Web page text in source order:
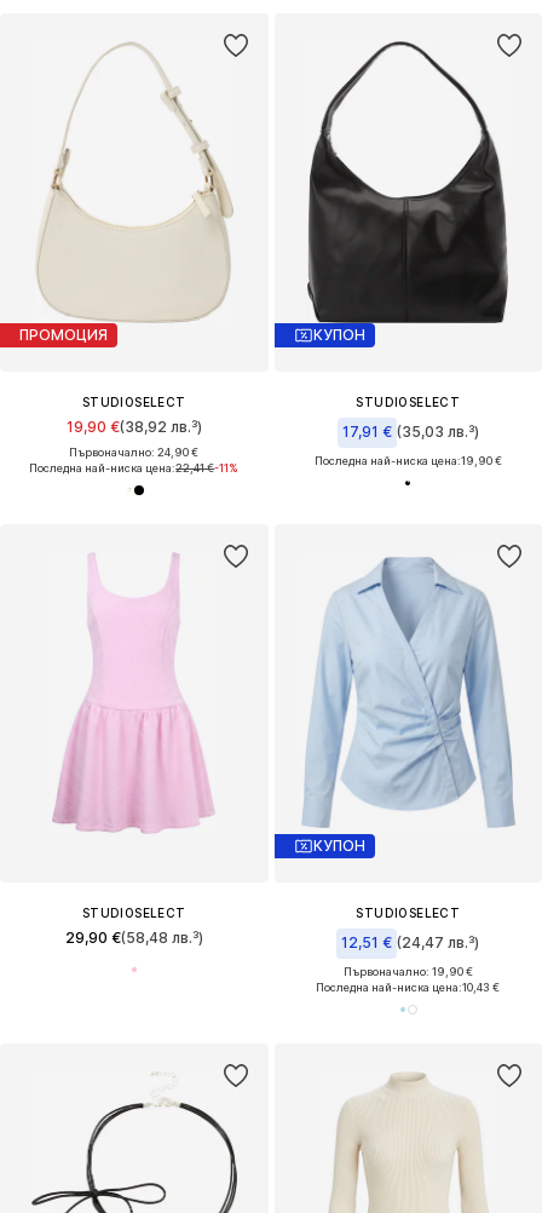
ПРОМОЦИЯ
STUDIOSELECT
19,90 €(38,92 лв.³)
Първоначално: 24,90 €
Последна най-ниска цена:22,41 €-11%
КУПОН
STUDIOSELECT
17,91 € (35,03 лв.³)
Последна най-ниска цена:19,90 €
STUDIOSELECT
29,90 €(58,48 лв.³)
КУПОН
STUDIOSELECT
12,51 € (24,47 лв.³)
Първоначално: 19,90 €
Последна най-ниска цена:10,43 €